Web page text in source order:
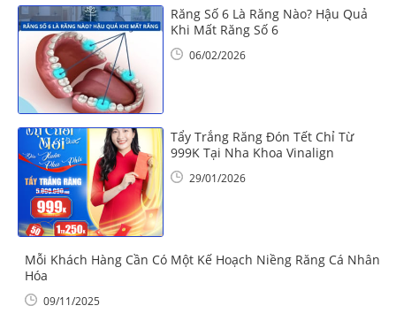
Răng Số 6 Là Răng Nào? Hậu Quả
Khi Mất Răng Số 6
06/02/2026
Tẩy Trắng Răng Đón Tết Chỉ Từ
999K Tại Nha Khoa Vinalign
29/01/2026
Mỗi Khách Hàng Cần Có Một Kế Hoạch Niềng Răng Cá Nhân
Hóa
09/11/2025